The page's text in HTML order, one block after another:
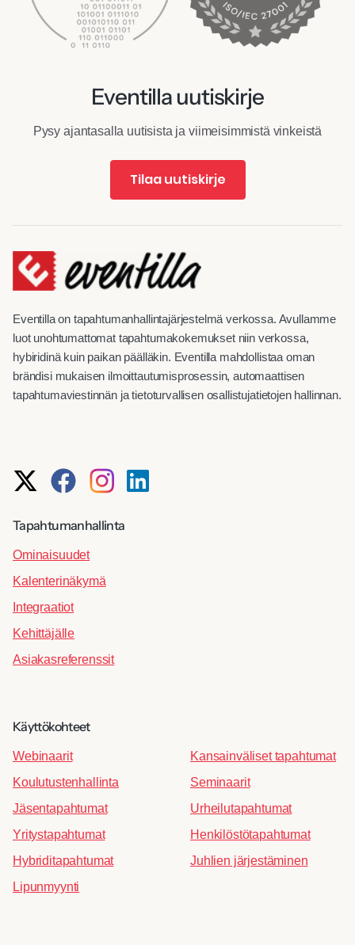
Eventilla uutiskirje
Pysy ajantasalla uutisista ja viimeisimmistä vinkeistä
Tilaa uutiskirje
Eventilla on tapahtumanhallintajärjestelmä verkossa. Avullamme
luot unohtumattomat tapahtumakokemukset niin verkossa,
hybiridinä kuin paikan päälläkin. Eventilla mahdollistaa oman
brändisi mukaisen ilmoittautumisprosessin, automaattisen
tapahtumaviestinnän ja tietoturvallisen osallistujatietojen hallinnan.
Tapahtumanhallinta
Ominaisuudet
Kalenterinäkymä
Integraatiot
Kehittäjälle
Asiakasreferenssit
Käyttökohteet
Webinaarit
Koulutustenhallinta
Jäsentapahtumat
Yritystapahtumat
Hybriditapahtumat
Lipunmyynti
Kansainväliset tapahtumat
Seminaarit
Urheilutapahtumat
Henkilöstötapahtumat
Juhlien järjestäminen